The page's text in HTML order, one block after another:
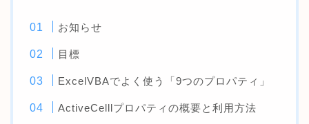
お知らせ
目標
ExcelVBAでよく使う「9つのプロパティ」
ActiveCelllプロパティの概要と利用方法